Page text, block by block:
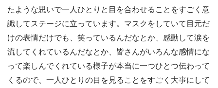
たような思いで一人ひとりと目を合わせることをすごく意
識してステージに立っています。マスクをしていて目元だ
けの表情だけでも、笑っているんだなとか、感動して涙を
流してくれているんだなとか、皆さんがいろんな感情にな
って楽しんでくれている様子が本当に一つひとつ伝わって
くるので、一人ひとりの目を見ることをすごく大事にして